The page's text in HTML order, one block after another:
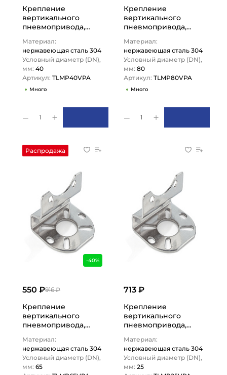
Крепление
вертикального
пневмопривода,
40, TLMP40VPA
TITAN…
Материал:
нержавеющая сталь 304
Условный диаметр (DN),
мм: 40
Артикул: TLMP40VPA
Много
1
Крепление
вертикального
пневмопривода,
80, TLMP80VPA
TITAN…
Материал:
нержавеющая сталь 304
Условный диаметр (DN),
мм: 80
Артикул: TLMP80VPA
Много
1
Распродажа
-40%
916 ₽
550 ₽
Крепление
вертикального
пневмопривода,
65, TLMP65VPA
TITAN…
Материал:
нержавеющая сталь 304
Условный диаметр (DN),
мм: 65
713 ₽
Крепление
вертикального
пневмопривода,
25, TLMP25VPA
TITAN…
Материал:
нержавеющая сталь 304
Условный диаметр (DN),
мм: 25